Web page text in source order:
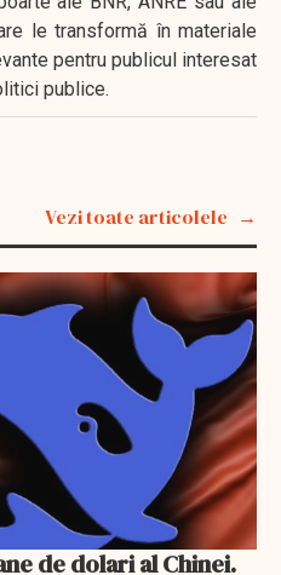
le transformă în materiale
pentru publicul interesat
publice.
Vezi toate articolele
de dolari al Chinei.